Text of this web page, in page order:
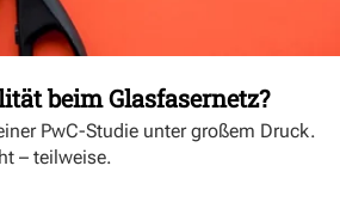
beim Glasfasernetz?
PwC-Studie unter großem Druck.
– teilweise.